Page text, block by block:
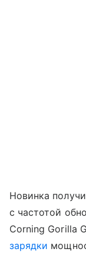
Новинка
с частотой
Corning Gorilla
зарядки